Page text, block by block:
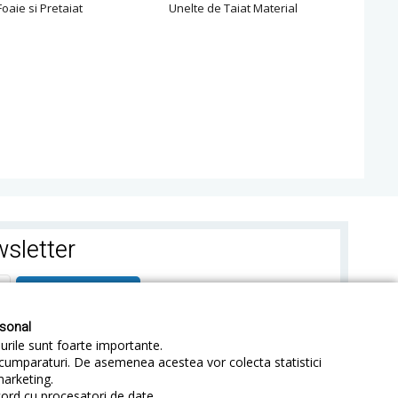
sunt foarte importante.
De asemenea acestea vor colecta statistici
si Pretaiat Unelte de Taiat Material